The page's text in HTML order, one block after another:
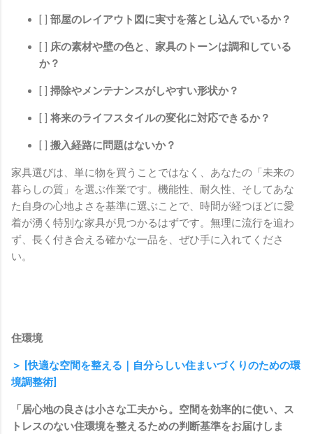
[ ] 部屋のレイアウト図に実寸を落とし込んでいるか？
[ ] 床の素材や壁の色と、家具のトーンは調和している
か？
[ ] 掃除やメンテナンスがしやすい形状か？
[ ] 将来のライフスタイルの変化に対応できるか？
[ ] 搬入経路に問題はないか？
家具選びは、単に物を買うことではなく、あなたの「未来の
暮らしの質」を選ぶ作業です。機能性、耐久性、そしてあな
た自身の心地よさを基準に選ぶことで、時間が経つほどに愛
着が湧く特別な家具が見つかるはずです。無理に流行を追わ
ず、長く付き合える確かな一品を、ぜひ手に入れてくださ
い。
住環境
＞ [快適な空間を整える｜自分らしい住まいづくりのための環
境調整術]
「居心地の良さは小さな工夫から。空間を効率的に使い、ス
トレスのない住環境を整えるための判断基準をお届けしま